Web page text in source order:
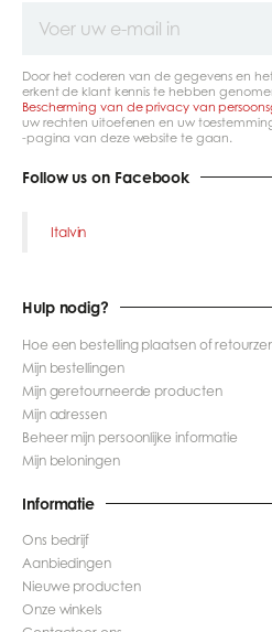
in
Door het coderen van de gegevens en
erkent de klant kennis te hebben
Bescherming van de privacy van
uw rechten uitoefenen en uw
-pagina van deze website te gaan.
Follow us on Facebook
Italvin
Hulp nodig?
Hoe een bestelling plaatsen of
Mijn bestellingen
Mijn geretourneerde producten
Mijn adressen
Beheer mijn persoonlijke informatie
Mijn beloningen
Informatie
Ons bedrijf
Aanbiedingen
Nieuwe producten
Onze winkels